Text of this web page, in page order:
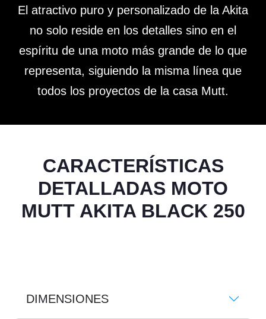
El atractivo puro y personalizado de la Akita
no solo reside en los detalles sino en el
espíritu de una moto más grande de lo que
representa, siguiendo la misma línea que
todos los proyectos de la casa Mutt.
CARACTERÍSTICAS
DETALLADAS MOTO
MUTT AKITA BLACK 250
DIMENSIONES